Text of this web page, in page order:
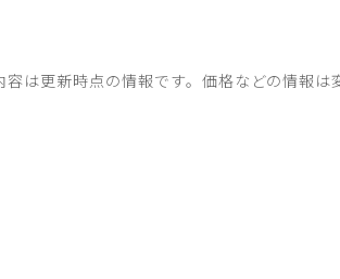
は更新時点の情報です。価格などの情報は